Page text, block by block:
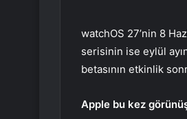
watchOS 27’nin 8
serisinin ise eylül
betasının etkinlik
Apple bu kez